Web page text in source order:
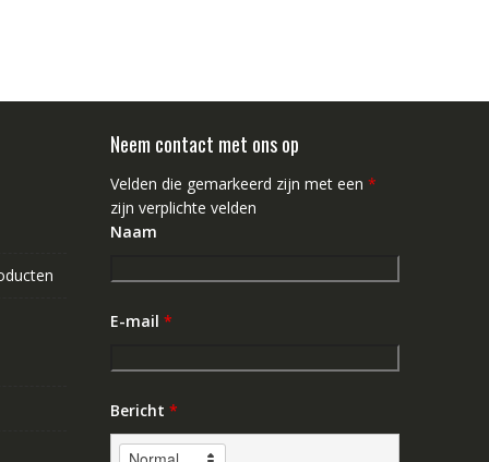
Neem contact met ons op
Velden die gemarkeerd zijn met een *
zijn verplichte velden
Naam
E-mail *
Bericht *